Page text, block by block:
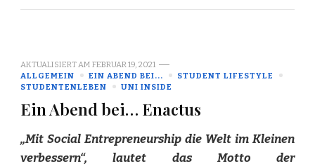
AKTUALISIERT AM FEBRUAR 19, 2021
ALLGEMEIN
EIN ABEND BEI...
STUDENT LIFESTYLE
STUDENTENLEBEN
UNI INSIDE
Ein Abend bei… Enactus
„Mit Social Entrepreneurship die Welt im Kleinen
verbessern“, lautet das Motto der